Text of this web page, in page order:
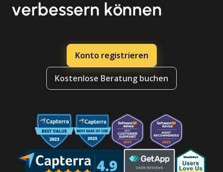
verbessern können
Konto registrieren
Kostenlose Beratung buchen